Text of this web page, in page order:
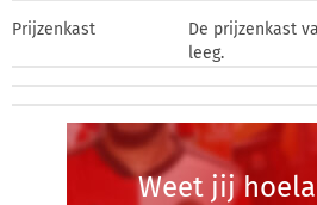
Prijzenkast
De prijzenkast
leeg.
Weet jij